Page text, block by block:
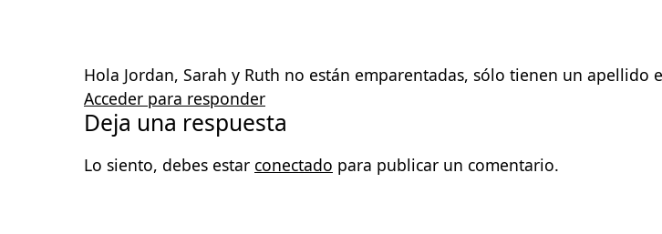
Hola Jordan, Sarah y Ruth no están emparentadas, sólo tienen un apellido
Acceder para responder
Deja una respuesta
Lo siento, debes estar conectado para publicar un comentario.